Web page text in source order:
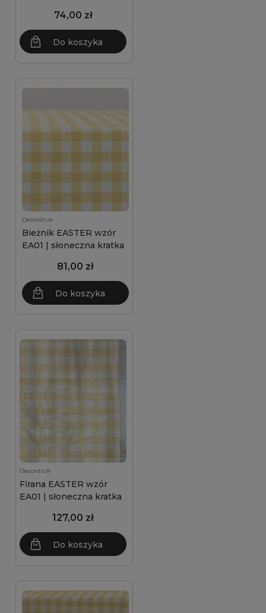
74,00 zł
Do koszyka
Decordruk
Bieżnik EASTER wzór
EA01 | słoneczna kratka
81,00 zł
Do koszyka
Decordruk
Firana EASTER wzór
EA01 | słoneczna kratka
127,00 zł
Do koszyka